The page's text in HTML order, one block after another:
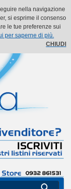
nella navigazione
si esprime il consenso
le tue preferenze sui
per saperne di più.
CHIUDI